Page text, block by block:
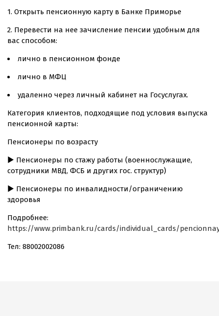
1. Открыть пенсионную карту в Банке Приморье
2. Перевести на нее зачисление пенсии удобным для
вас способом:
лично в пенсионном фонде
лично в МФЦ
удаленно через личный кабинет на Госуслугах.
Категория клиентов, подходящие под условия выпуска
пенсионной карты:
Пенсионеры по возрасту
▶ Пенсионеры по стажу работы (военнослужащие,
сотрудники МВД, ФСБ и других гос. структур)
▶ Пенсионеры по инвалидности/ограничению
здоровья
Подробнее:
https://www.primbank.ru/cards/individual_cards/
Тел: 88002002086